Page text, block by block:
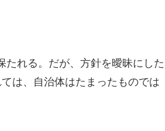
たれる。だが、方針を曖昧にした
は、自治体はたまったものでは